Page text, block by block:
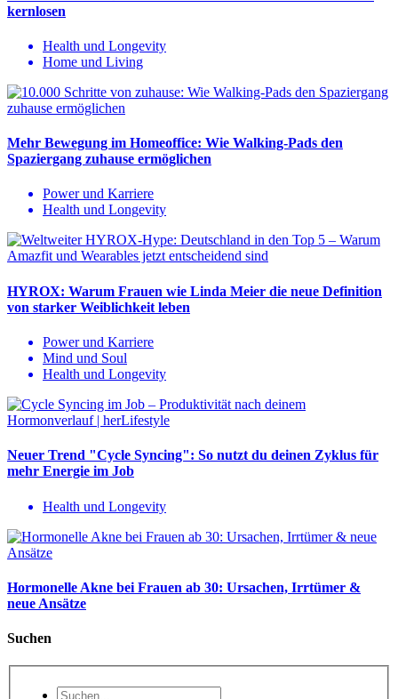
kernlosen
Health und Longevity
Home und Living
Mehr Bewegung im Homeoffice: Wie Walking-Pads den
Spaziergang zuhause ermöglichen
Power und Karriere
Health und Longevity
HYROX: Warum Frauen wie Linda Meier die neue Definition
von starker Weiblichkeit leben
Power und Karriere
Mind und Soul
Health und Longevity
Neuer Trend "Cycle Syncing": So nutzt du deinen Zyklus für
mehr Energie im Job
Health und Longevity
Hormonelle Akne bei Frauen ab 30: Ursachen, Irrtümer &
neue Ansätze
Suchen